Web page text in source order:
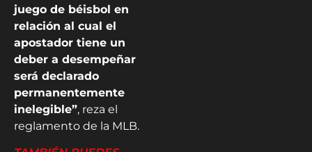
juego de béisbol en
relación al cual el
apostador tiene un
deber a desempeñar
será declarado
permanentemente
inelegible”, reza el
reglamento de la MLB.